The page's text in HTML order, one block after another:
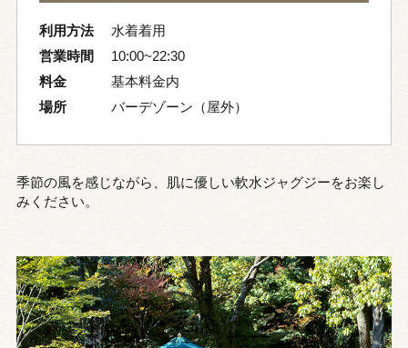
利用方法
水着着用
営業時間
10:00~22:30
料金
基本料金内
場所
バーデゾーン（屋外）
季節の風を感じながら、肌に優しい軟水ジャグジーをお楽し
みください。